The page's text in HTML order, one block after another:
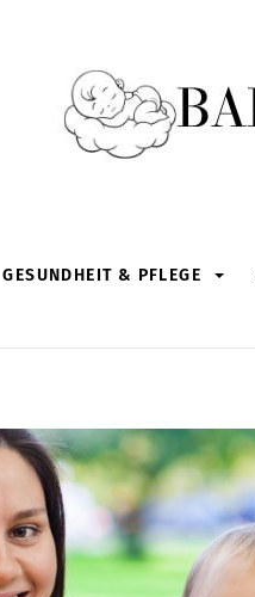
GESUNDHEIT & PFLEGE